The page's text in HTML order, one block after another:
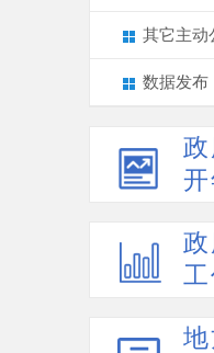
其它主动
数据发布